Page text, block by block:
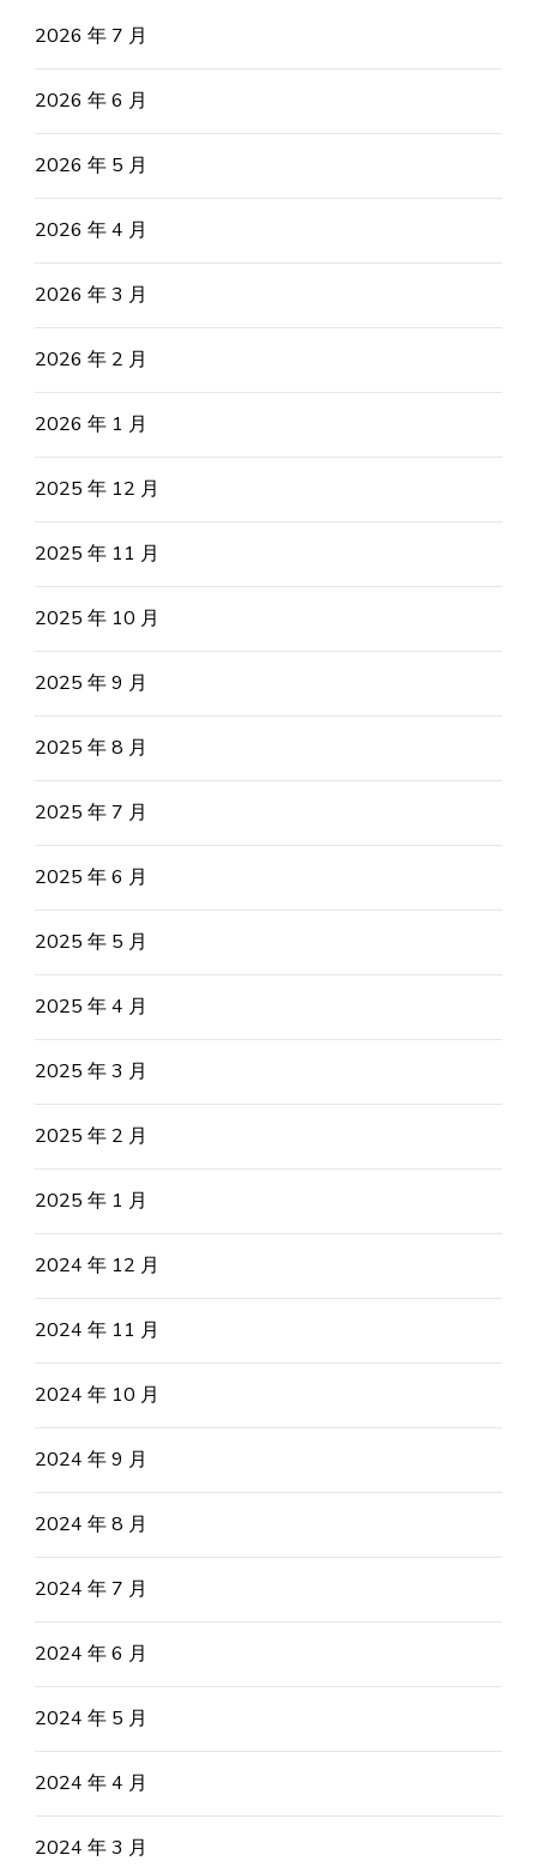
2026 年 7 月
2026 年 6 月
2026 年 5 月
2026 年 4 月
2026 年 3 月
2026 年 2 月
2026 年 1 月
2025 年 12 月
2025 年 11 月
2025 年 10 月
2025 年 9 月
2025 年 8 月
2025 年 7 月
2025 年 6 月
2025 年 5 月
2025 年 4 月
2025 年 3 月
2025 年 2 月
2025 年 1 月
2024 年 12 月
2024 年 11 月
2024 年 10 月
2024 年 9 月
2024 年 8 月
2024 年 7 月
2024 年 6 月
2024 年 5 月
2024 年 4 月
2024 年 3 月